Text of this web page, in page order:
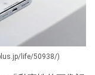
life/50938/)